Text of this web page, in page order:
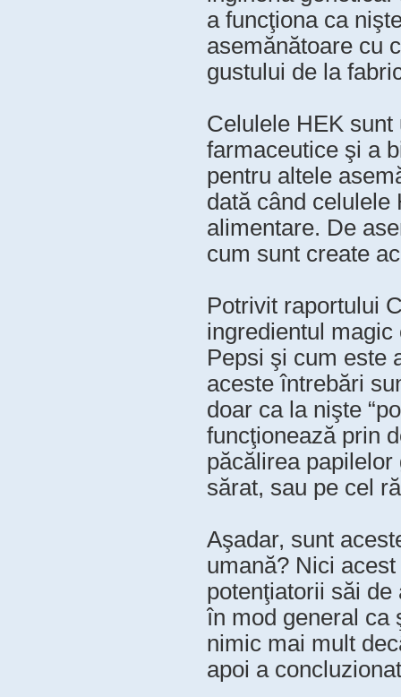
a funcţiona ca
asemănătoare cu
gustului de la
Celulele HEK
farmaceutice şi a
pentru altele
dată când celulele
alimentare. De
cum sunt create
Potrivit raportului
ingredientul
Pepsi şi cum este
aceste întrebări
doar ca la nişte
funcţionează prin
păcălirea
sărat, sau pe cel
Aşadar, sunt
umană? Nici
potenţiatorii săi de
în mod general ca
nimic mai mult
apoi a